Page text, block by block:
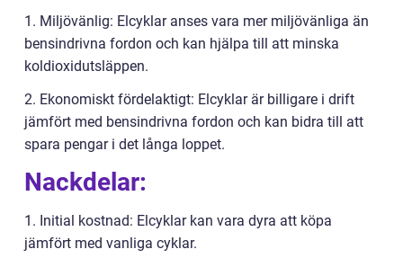
1. Miljövänlig: Elcyklar anses vara mer miljövänliga än
bensindrivna fordon och kan hjälpa till att minska
koldioxidutsläppen.
2. Ekonomiskt fördelaktigt: Elcyklar är billigare i drift
jämfört med bensindrivna fordon och kan bidra till att
spara pengar i det långa loppet.
Nackdelar:
1. Initial kostnad: Elcyklar kan vara dyra att köpa
jämfört med vanliga cyklar.